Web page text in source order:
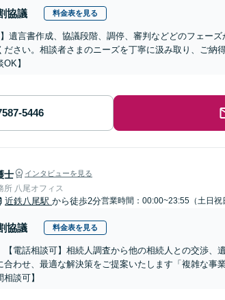
協議 料金表を見る
】遺言書作成、協議段階、調停、審判などどのフェー
ださい。相談者さまのニーズを丁寧に汲み取り、ご納
】
士 インタビューを見る
所 八尾オフィス
近鉄八尾駅 から徒歩2分営業時間：00:00~23:55（土日祝
協議 料金表を見る
【電話相談可】相続人調査から他の相続人との交渉
合わせ、最適な解決策をご提案いたします「複雑な事
談可】